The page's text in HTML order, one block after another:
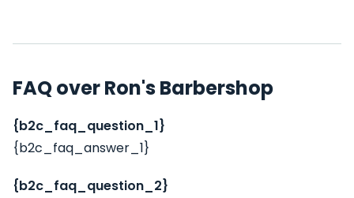
FAQ over Ron's Barbershop
{b2c_faq_question_1}
{b2c_faq_answer_1}
{b2c_faq_question_2}